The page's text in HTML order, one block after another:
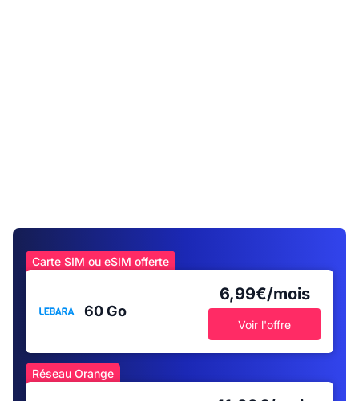
Carte SIM ou eSIM offerte
60 Go
6,99€/mois
Voir l'offre
Réseau Orange